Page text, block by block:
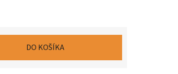
DO KOŠÍKA